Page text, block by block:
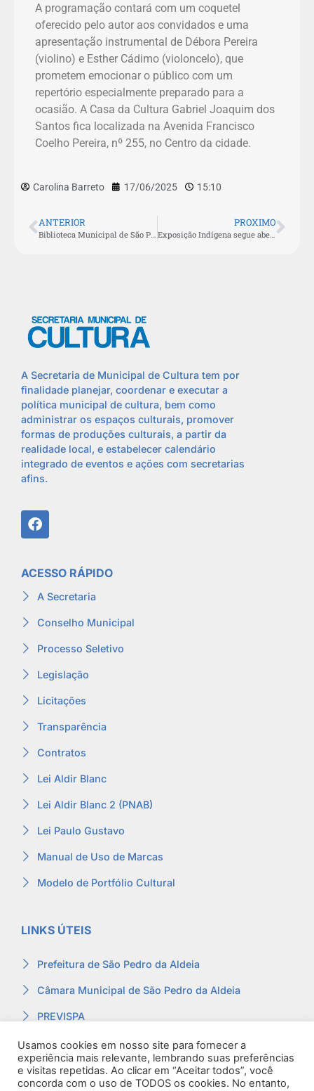
A programação contará com um coquetel
oferecido pelo autor aos convidados e uma
apresentação instrumental de Débora Pereira
(violino) e Esther Cádimo (violoncelo), que
prometem emocionar o público com um
repertório especialmente preparado para a
ocasião. A Casa da Cultura Gabriel Joaquim dos
Santos fica localizada na Avenida Francisco
Coelho Pereira, nº 255, no Centro da cidade.
Carolina Barreto 17/06/2025 15:10
ANTERIOR PROXIMO
Exposição Indígena segue aberta na Casa da Cultura aldeense até 27 de junho
A Secretaria de Municipal de Cultura tem por
finalidade planejar, coordenar e executar a
política municipal de cultura, bem como
administrar os espaços culturais, promover
formas de produções culturais, a partir da
realidade local, e estabelecer calendário
integrado de eventos e ações com secretarias
afins.
ACESSO RÁPIDO
A Secretaria
Conselho Municipal
Processo Seletivo
Legislação
Licitações
Transparência
Contratos
Lei Aldir Blanc
Lei Aldir Blanc 2 (PNAB)
Lei Paulo Gustavo
Manual de Uso de Marcas
Modelo de Portfólio Cultural
LINKS ÚTEIS
Prefeitura de São Pedro da Aldeia
Câmara Municipal de São Pedro da Aldeia
PREVISPA
Ouvidoria
Contracheque
Usamos cookies em nosso site para fornecer a
experiência mais relevante, lembrando suas preferências
e visitas repetidas. Ao clicar em “Aceitar todos”, você
concorda com o uso de TODOS os cookies. No entanto,